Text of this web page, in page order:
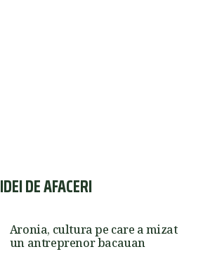
IDEI DE AFACERI
Aronia, cultura pe care a mizat
un antreprenor bacauan